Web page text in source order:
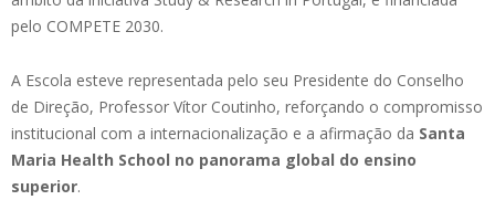
pelo COMPETE 2030.
A Escola esteve representada pelo seu Presidente do Conselho
de Direção, Professor Vítor Coutinho, reforçando o compromisso
institucional com a internacionalização e a afirmação da Santa
Maria Health School no panorama global do ensino
superior.